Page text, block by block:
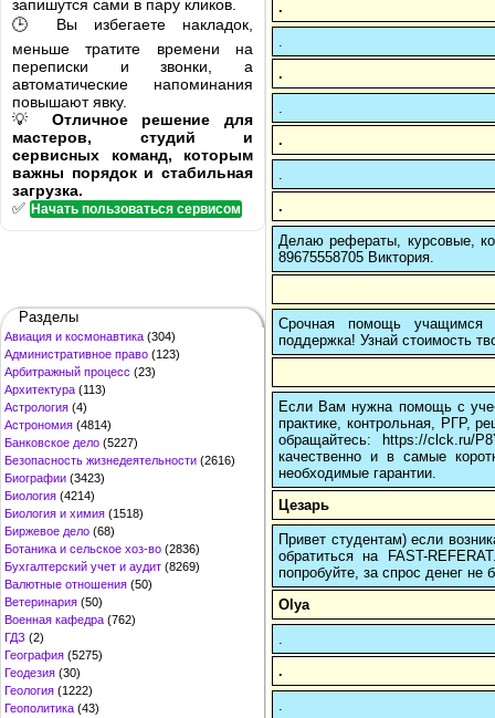
запишутся сами в пару кликов.
🕒 Вы избегаете накладок,
меньше тратите времени на
переписки и звонки, а
автоматические напоминания
повышают явку.
💡 Отличное решение для
мастеров, студий и
сервисных команд, которым
важны порядок и стабильная
загрузка.
✅ Начать пользоваться сервисом
Разделы
Авиация и космонавтика (304)
Административное право (123)
Арбитражный процесс (23)
Архитектура (113)
Астрология (4)
Астрономия (4814)
Банковское дело (5227)
Безопасность жизнедеятельности (2616)
Биографии (3423)
Биология (4214)
Биология и химия (1518)
Биржевое дело (68)
Ботаника и сельское хоз-во (2836)
Бухгалтерский учет и аудит (8269)
Валютные отношения (50)
Ветеринария (50)
Военная кафедра (762)
ГДЗ (2)
География (5275)
Геодезия (30)
Геология (1222)
Геополитика (43)
.
.
.
.
Делаю рефераты, курсовые,
89675558705 Виктория.
Срочная помощь учащимся в
поддержка! Узнай стоимость
Если Вам нужна помощь с
практике, контрольная, РГР,
обращайтесь: https://clck.ru/
качественно и в самые
необходимые гарантии.
Цезарь
Привет студентам) если
обратиться на FAST-
попробуйте, за спрос денег не
Olya
.